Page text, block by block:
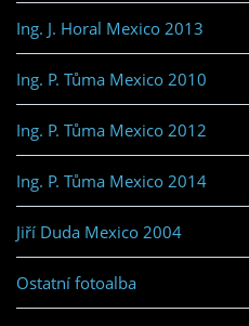
Ing. J. Horal Mexico 2013
Ing. P. Tůma Mexico 2010
Ing. P. Tůma Mexico 2012
Ing. P. Tůma Mexico 2014
Jiří Duda Mexico 2004
Ostatní fotoalba